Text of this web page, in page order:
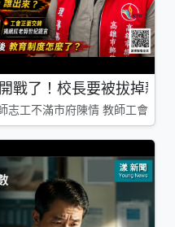
戰了！校長要被拔掉親
志工不滿市府陳情 教師工會槓